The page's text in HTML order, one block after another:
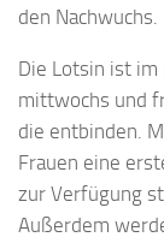
den Nachwuchs.
Die Lotsin ist im
mittwochs und
die entbinden.
Frauen eine
zur Verfügung
Außerdem